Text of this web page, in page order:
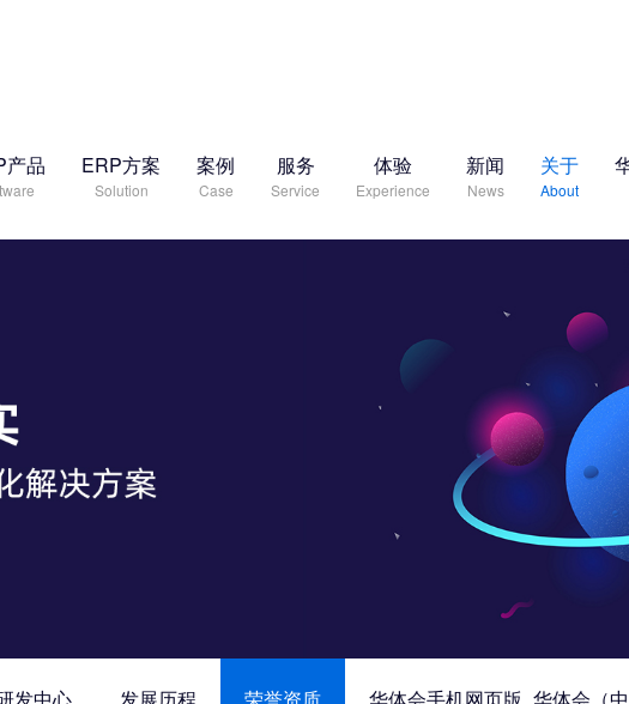
产品 ERP方案
Solution
案例
Case
服务
Service
体验
Experience
新闻
News
关于
About